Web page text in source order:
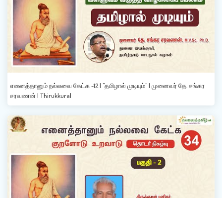
எனைத்தானும் நல்லவை கேட்க -12 | "தமிழால் முடியும்" | முனைவர் தே. சங்கர
சரவணன் | Thirukkural